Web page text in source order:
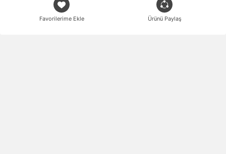
Favorilerime Ekle Ürünü Paylaş